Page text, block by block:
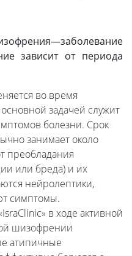
зависит от периода
во время
задачей служит
болезни. Срок
занимает около
преобладания
или бреда) и их
нейролептики,
симптомы.
в ходе активной
шизофрении
атипичные